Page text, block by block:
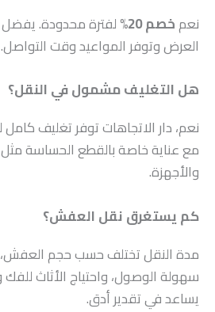
نعمخصم 20%
لفترة محدودة.
العرض وتوفر المواعيد وقت التواصل.
هل التغليف مشمول في النقل؟
نعم، دار الاتجاهات توفر تغليف
مع عناية خاصة بالقطع الحساسة مثل
والأجهزة.
كم يستغرق نقل العفش؟
مدة النقل تختلف حسب حجم العفش،
سهولة الوصول، واحتياج الأثاث للفك
يساعد في تقدير أدق.